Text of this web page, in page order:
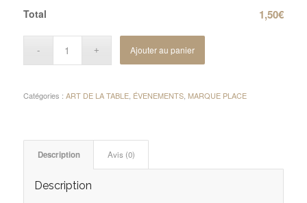
Total 1,50€
Ajouter au panier
Catégories : ART DE LA TABLE, ÉVENEMENTS, MARQUE PLACE
Description Avis (0)
Description